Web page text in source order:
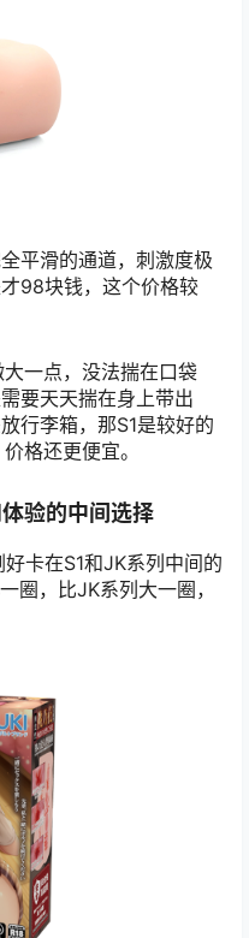
平滑的通道，刺激度极
98块钱，这个价格较
一点，没法揣在口袋
要天天揣在身上带出
行李箱，那S1是较好的
格还更便宜。
验的中间选择
卡在S1和JK系列中间的
圈，比JK系列大一圈，